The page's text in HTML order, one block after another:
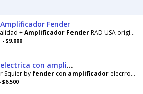
Fender
+Amplificador FenderRAD USA original!! 25W
- $9.000
Guitarra electrica con amplificador
Squier by fender con amplificador elecrrovox gtt 40
$6.500